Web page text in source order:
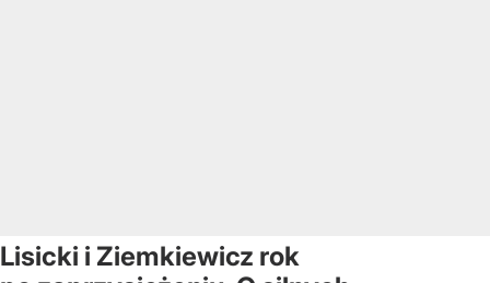
Lisicki i Ziemkiewicz rok